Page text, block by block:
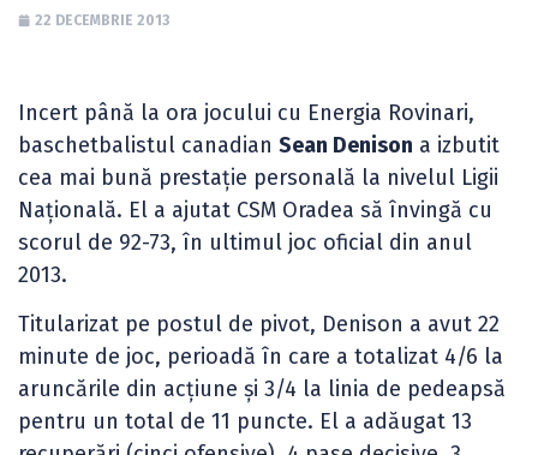
22 DECEMBRIE 2013
Incert până la ora jocului cu Energia Rovinari,
baschetbalistul canadian Sean Denison a izbutit
cea mai bună prestație personală la nivelul Ligii
Națională. El a ajutat CSM Oradea să învingă cu
scorul de 92-73, în ultimul joc oficial din anul
2013.
Titularizat pe postul de pivot, Denison a avut 22
minute de joc, perioadă în care a totalizat 4/6 la
aruncările din acțiune și 3/4 la linia de pedeapsă
pentru un total de 11 puncte. El a adăugat 13